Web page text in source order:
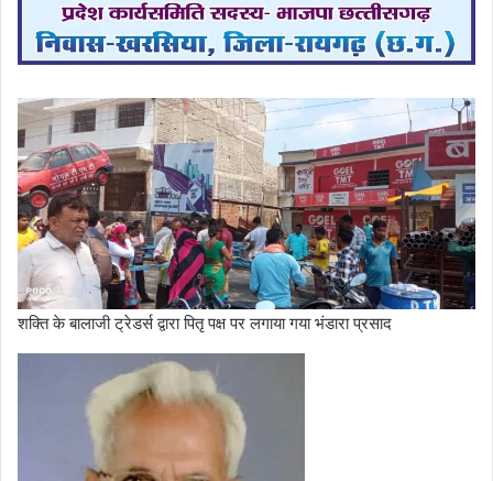
शक्ति के बालाजी ट्रेडर्स द्वारा पितृ पक्ष पर लगाया गया भंडारा प्रसाद